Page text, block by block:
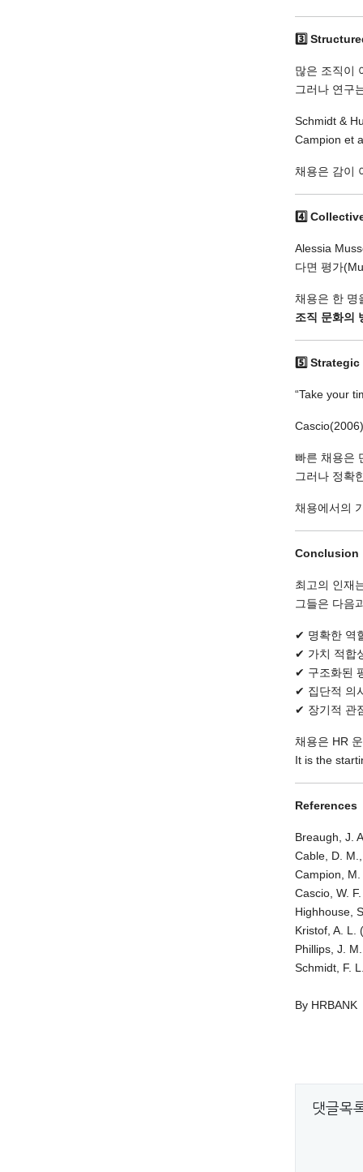
3️
많은 조직이
그러나 연구
Schmidt &
Campion et
채용은 감이
4️
Alessia
다면 평가
채용은 한 명
조직 문화의
5️ Strategic
“Take your
빠른 채용은
그러나 정확
채용에서의
Conclusion
최고의 인재
그들은 다음
✔ 명확한 역
✔ 가치 적합
✔ 구조화된
✔ 집단적 의
✔ 장기적 관
채용은 HR
It is the
References
Breaugh, J.
Cable, D.
Campion,
Cascio, W.
Highhouse,
Kristof, A. L.
Phillips, J.
Schmidt, F.
By HRBANK
댓글목